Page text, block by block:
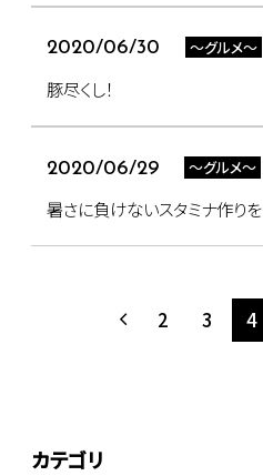
2020/06/30 ～グルメ～
豚尽くし！
2020/06/29 ～グルメ～
暑さに負けないスタミナ作りを
2 3 4
カテゴリ